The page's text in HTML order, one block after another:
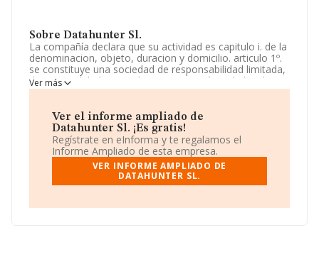
Sobre Datahunter Sl.
La compañía declara que su actividad es capitulo i. de la
denominacion, objeto, duracion y domicilio. articulo 1º.
se constituye una sociedad de responsabilidad limitada,
de nacionalidad española, que se regirá por la ley de
sociedades de capital y por los presentes estatutos.
La sociedad está inscrita en el Registro Mercantil como
Sociedad Limitada. Su actividad CNAE es '%cnae%' con
código 6310. La empresa no tiene actividad en
mercados exteriores.
En base a la Recomendación 2003/361/CE de la
Comisión, de 6 de mayo de 2003, sobre la definición de
compañía se puede calificar como microempresa.
Ver más
Ver el informe ampliado de
Datahunter Sl. ¡Es gratis!
Regístrate en eInforma y te regalamos el
Informe Ampliado de esta empresa.
VER INFORME AMPLIADO DE
DATAHUNTER SL.